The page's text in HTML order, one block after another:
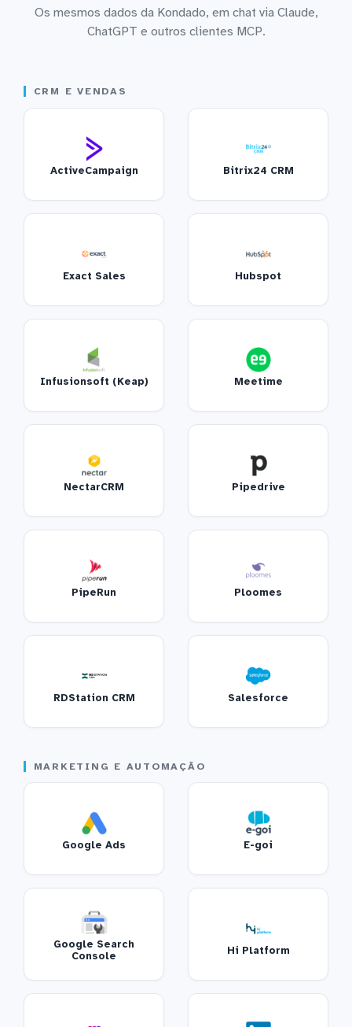
Os mesmos dados da Kondado, em chat via Claude,
ChatGPT e outros clientes MCP.
CRM E VENDAS
ActiveCampaign Bitrix24 CRM
Exact Sales Hubspot
Infusionsoft (Keap) Meetime
NectarCRM Pipedrive
PipeRun Ploomes
RDStation CRM Salesforce
MARKETING E AUTOMAÇÃO
Google Ads E-goi
Google Search
Console
Hi Platform